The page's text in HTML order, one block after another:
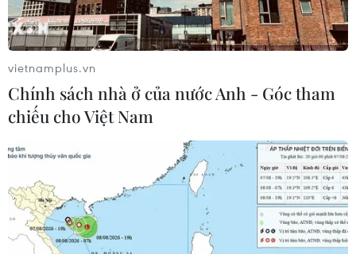
Quan hệ Việt Nam-Canada
Hội nghị Ngoại giao 33: Nền tảng hướng tới
nâng cấp quan hệ Việt Nam-Canada
Bệ đỡ đưa hàng Việt chinh phục thị trường
Việt Nam sẵn sàng cùng Canada hướng tới
sớm nâng cấp quan hệ
Hội nghị AMM-59: Việt Nam thúc đẩy hợp tác
với Canada và New Zealand
vietnamplus.vn
Chính sách nhà ở của nước Anh - Góc tham
chiếu cho Việt Nam